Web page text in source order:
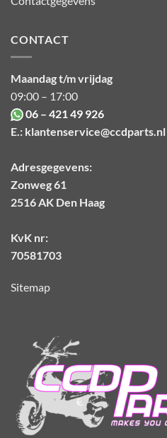
CONTACT
Maandag t/m vrijdag
09:00 – 17:00
06 – 421 49 926
E.: klantenservice@ccdparts.nl
Adresgegevens:
Zonweg 61
2516 AK Den Haag
KvK nr:
70581703
Sitemap